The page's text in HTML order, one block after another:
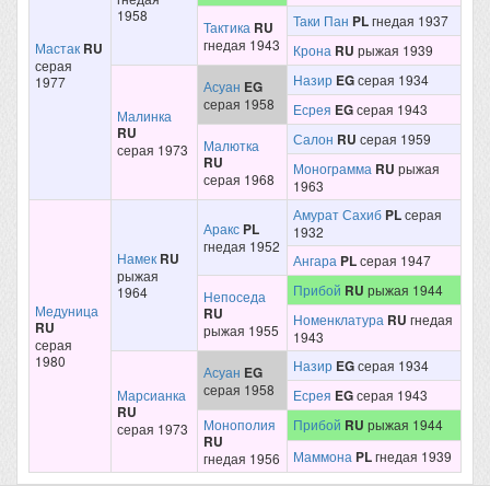
Мастак RU
серая
1977
1958
Тактика RU
гнедая 1943
Таки Пан PLгнедая 1937
Крона RU рыжая 1939
Малинка
RU
серая 1973
Асуан EG
серая 1958
Назир EGсерая 1934
Есрея EGсерая 1943
Малютка
RU
серая 1968
Салон RU серая 1959
Монограмма RU рыжая
1963
Медуница
RU
серая
1980
Намек RU
рыжая
1964
Аракс PL
гнедая 1952
Амурат Сахиб PLсерая
1932
Ангара PLсерая 1947
Непоседа
RU
рыжая 1955
Прибой RU рыжая 1944
Номенклатура RU гнедая
1943
Марсианка
RU
серая 1973
Асуан EG
серая 1958
Назир EGсерая 1934
Есрея EGсерая 1943
Монополия
RU
гнедая 1956
Прибой RU рыжая 1944
Маммона PLгнедая 1939